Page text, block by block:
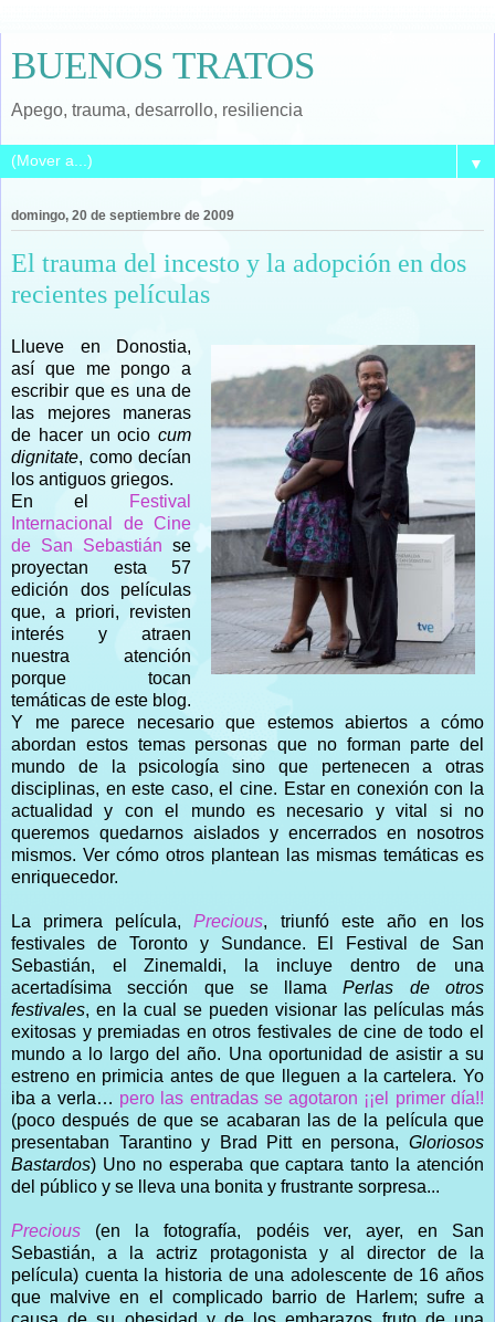
BUENOS TRATOS
Apego, trauma, desarrollo, resiliencia
▼
domingo, 20 de septiembre de 2009
El trauma del incesto y la adopción en dos
recientes películas
Llueve en Donostia,
así que me pongo a
escribir que es una de
las mejores maneras
de hacer un ocio cum
dignitate, como decían
los antiguos griegos.
En el
Festival
Internacional de Cine
de San Sebastián se
proyectan esta 57
edición dos películas
que, a priori, revisten
interés y atraen
nuestra atención
porque tocan
temáticas de este blog.
Y me parece necesario que estemos abiertos a cómo
abordan estos temas personas que no forman parte del
mundo de la psicología sino que pertenecen a otras
disciplinas, en este caso, el cine. Estar en conexión con la
actualidad y con el mundo es necesario y vital si no
queremos quedarnos aislados y encerrados en nosotros
mismos. Ver cómo otros plantean las mismas temáticas es
enriquecedor.
La primera película,Precious, triunfó este año en los
festivales de Toronto y Sundance. El Festival de San
Sebastián, el Zinemaldi, la incluye dentro de una
acertadísima sección que se llamaPerlas de otros
festivales, en la cual se pueden visionar las películas más
exitosas y premiadas en otros festivales de cine de todo el
mundo a lo largo del año. Una oportunidad de asistir a su
estreno en primicia antes de que lleguen a la cartelera. Yo
iba a verla… pero las entradas se agotaron ¡¡el primer día!!
(poco después de que se acabaran las de la película que
presentaban Tarantino y Brad Pitt en persona, Gloriosos
Bastardos) Uno no esperaba que captara tanto la atención
del público y se lleva una bonita y frustrante sorpresa...
Precious (en la fotografía, podéis ver, ayer, en San
Sebastián, a la actriz protagonista y al director de la
película) cuenta la historia de una adolescente de 16 años
que malvive en el complicado barrio de Harlem; sufre a